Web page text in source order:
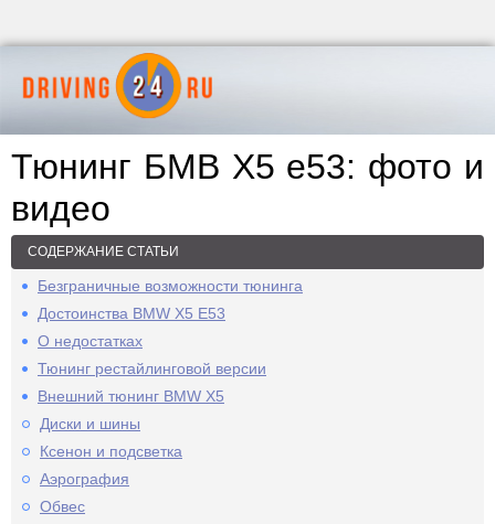
Тюнинг БМВ X5 е53: фото и
видео
СОДЕРЖАНИЕ СТАТЬИ
Безграничные возможности тюнинга
Достоинства BMW X5 E53
О недостатках
Тюнинг рестайлинговой версии
Внешний тюнинг BMW X5
Диски и шины
Ксенон и подсветка
Аэрография
Обвес